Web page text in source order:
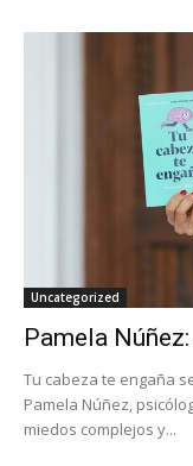
Uncategorized
Pamela
Tu cabeza te engaña
Pamela Núñez,
miedos complejos y...